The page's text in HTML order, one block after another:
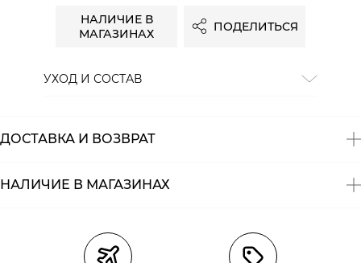
НАЛИЧИЕ В
МАГАЗИНАХ
ПОДЕЛИТЬСЯ
УХОД И СОСТАВ
ДОСТАВКА И ВОЗВРАТ
Курьерская доставка СДЭК
НАЛИЧИЕ В МАГАЗИНАХ